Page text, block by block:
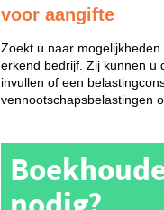
voor aangifte
Zoekt u naar
erkend bedrijf. Zij kunnen u
invullen of een
vennootschapsbelastingen